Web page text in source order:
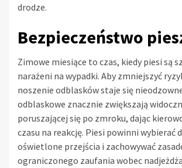
drodze.
Bezpieczeństwo
Zimowe miesiące to czas, kiedy piesi są
narażeni na wypadki. Aby zmniejszyć
noszenie odblasków staje się
odblaskowe znacznie zwiększają
poruszającej się po zmroku, dając
czasu na reakcję. Piesi powinni wybierać
oświetlone przejścia i zachowywać
ograniczonego zaufania wobec